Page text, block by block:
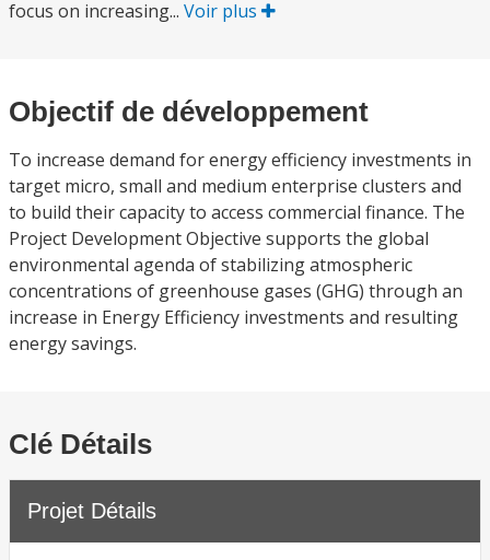
focus on increasing... Voir plus
Objectif de développement
To increase demand for energy efficiency investments in
target micro, small and medium enterprise clusters and
to build their capacity to access commercial finance. The
Project Development Objective supports the global
environmental agenda of stabilizing atmospheric
concentrations of greenhouse gases (GHG) through an
increase in Energy Efficiency investments and resulting
energy savings.
Clé Détails
Projet Détails